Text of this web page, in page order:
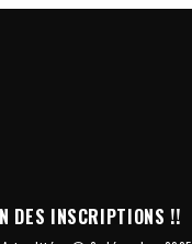
DES INSCRIPTIONS !!